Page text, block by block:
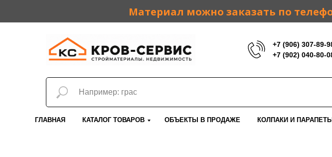
Материал можно заказать по
+7 (906) 307-89-
+7 (902) 040-80-
ГЛАВНАЯ КАТАЛОГ ТОВАРОВ ОБЪЕКТЫ В ПРОДАЖЕ КОЛПАКИ И ПАРАПЕТЫ